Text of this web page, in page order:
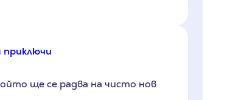
приключи
ще се радва на чисто нов